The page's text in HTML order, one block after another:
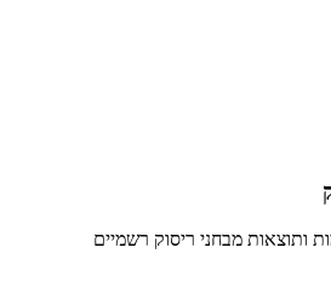
ותוצאות מבחני ריסוק רשמיים